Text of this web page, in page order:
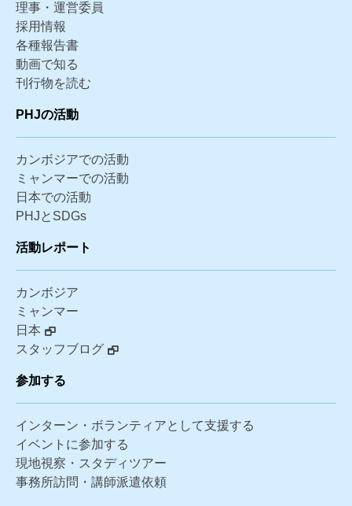
理事・運営委員
採用情報
各種報告書
動画で知る
刊行物を読む
PHJの活動
カンボジアでの活動
ミャンマーでの活動
日本での活動
PHJとSDGs
活動レポート
カンボジア
ミャンマー
日本
スタッフブログ
参加する
インターン・ボランティアとして支援する
イベントに参加する
現地視察・スタディツアー
事務所訪問・講師派遣依頼